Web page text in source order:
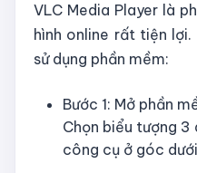
VLC Media Player là
hình online rất tiện
sử dụng phần mềm:
Bước 1: Mở phần
Chọn biểu tượng 3
công cụ ở góc